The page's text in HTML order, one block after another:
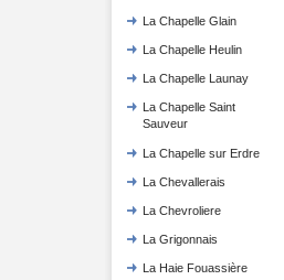
La Chapelle Glain
La Chapelle Heulin
La Chapelle Launay
La Chapelle Saint
Sauveur
La Chapelle sur Erdre
La Chevallerais
La Chevroliere
La Grigonnais
La Haie Fouassière